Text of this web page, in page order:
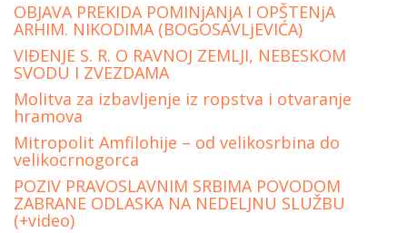
OBJAVA PREKIDA POMINjANjA I OPŠTENjA
ARHIM. NIKODIMA (BOGOSAVLjEVIĆA)
VIĐENJE S. R. O RAVNOJ ZEMLJI, NEBESKOM
SVODU I ZVEZDAMA
Molitva za izbavljenje iz ropstva i otvaranje
hramova
Mitropolit Amfilohije – od velikosrbina do
velikocrnogorca
POZIV PRAVOSLAVNIM SRBIMA POVODOM
ZABRANE ODLASKA NA NEDELJNU SLUŽBU
(+video)